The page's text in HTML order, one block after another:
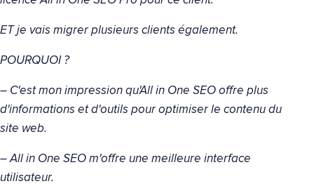
ET je vais migrer plusieurs clients également.
POURQUOI ?
– C'est mon impression qu'All in One SEO offre plus
d'informations et d'outils pour optimiser le contenu du
site web.
– All in One SEO m'offre une meilleure interface
utilisateur.